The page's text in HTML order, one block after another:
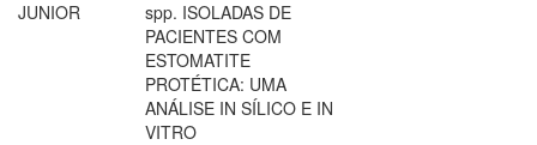
JUNIOR
spp. ISOLADAS DE
PACIENTES COM
ESTOMATITE
PROTÉTICA: UMA
ANÁLISE IN SÍLICO E IN
VITRO